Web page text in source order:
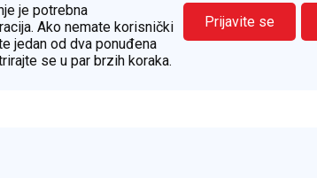
je potrebna
Ako nemate korisnički
jedan od dva ponuđena
se u par brzih koraka.
Prijavite se